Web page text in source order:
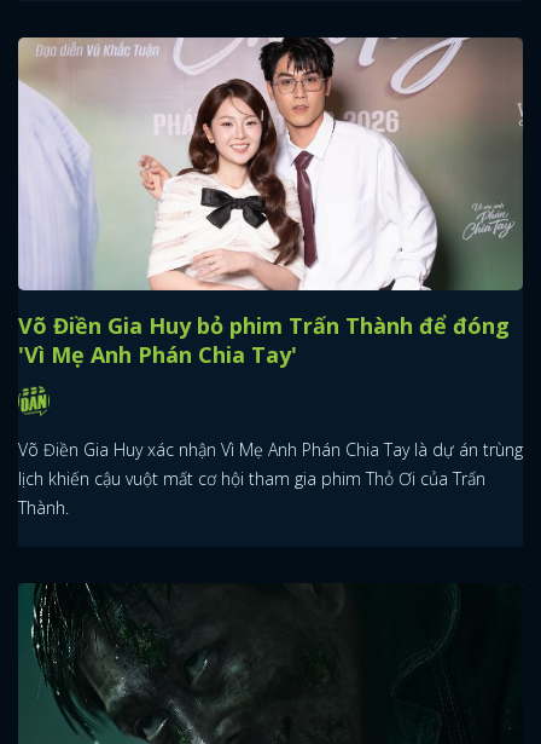
FACEBOOK GOOGLE
Võ Điền Gia Huy bỏ phim Trấn Thành để đóng
'Vì Mẹ Anh Phán Chia Tay'
Võ Điền Gia Huy xác nhận Vì Mẹ Anh Phán Chia Tay là dự án trùng
lịch khiến cậu vuột mất cơ hội tham gia phim Thỏ Ơi của Trấn
Thành.